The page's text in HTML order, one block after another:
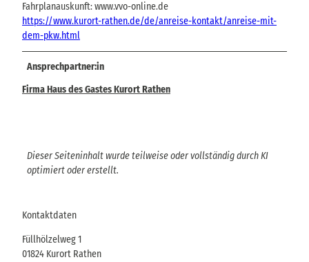
Fahrplanauskunft: www.vvo-online.de
https://www.kurort-rathen.de/de/anreise-kontakt/anreise-mit-
dem-pkw.html
Ansprechpartner:in
Firma Haus des Gastes Kurort Rathen
Dieser Seiteninhalt wurde teilweise oder vollständig durch KI
optimiert oder erstellt.
Kontaktdaten
Füllhölzelweg 1
01824 Kurort Rathen